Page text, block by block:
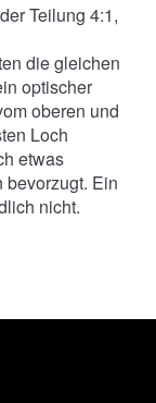
Teilung 4:1,
die gleichen
optischer
oberen und
Loch
etwas
Ein
nicht.